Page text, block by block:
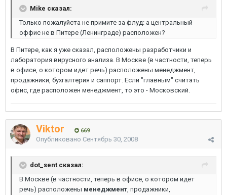
Mike сказал:
Только пожалуйста не примите за флуд: а центральный
оффис не в Питере (Ленинграде) расположен?
В Питере, как я уже сказал, расположены разработчики и
лаборатория вирусного анализа. В Москве (в частности, теперь
в офисе, о котором идет речь) расположены менеджмент,
продажники, бухгалтерия и саппорт. Если "главным" считать
офис, где расположен менеджмент, то это - Московский.
Viktor 669
Опубликовано Сентябрь 30, 2008
dot_sent сказал:
В Москве (в частности, теперь в офисе, о котором идет
речь) расположены менеджмент, продажники,